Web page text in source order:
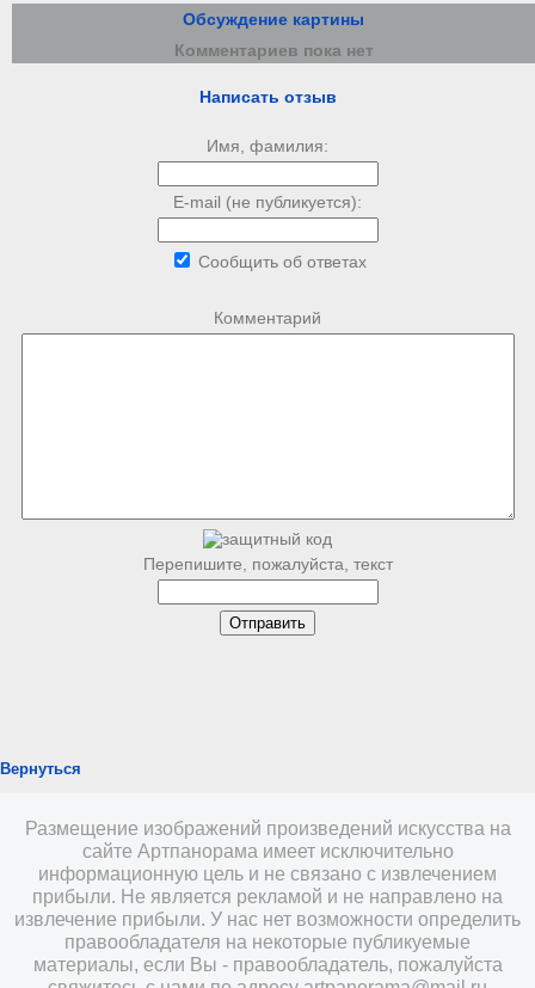
Обсуждение картины
Комментариев пока нет
Написать отзыв
Имя, фамилия:
E-mail (не публикуется):
Сообщить об ответах
Комментарий
Перепишите, пожалуйста, текст
Вернуться
Размещение изображений произведений искусства на
сайте Артпанорама имеет исключительно
информационную цель и не связано с извлечением
прибыли. Не является рекламой и не направлено на
извлечение прибыли. У нас нет возможности определить
правообладателя на некоторые публикуемые
материалы, если Вы - правообладатель, пожалуйста